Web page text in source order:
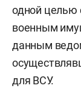
одной целью
военным
данным
для ВСУ.